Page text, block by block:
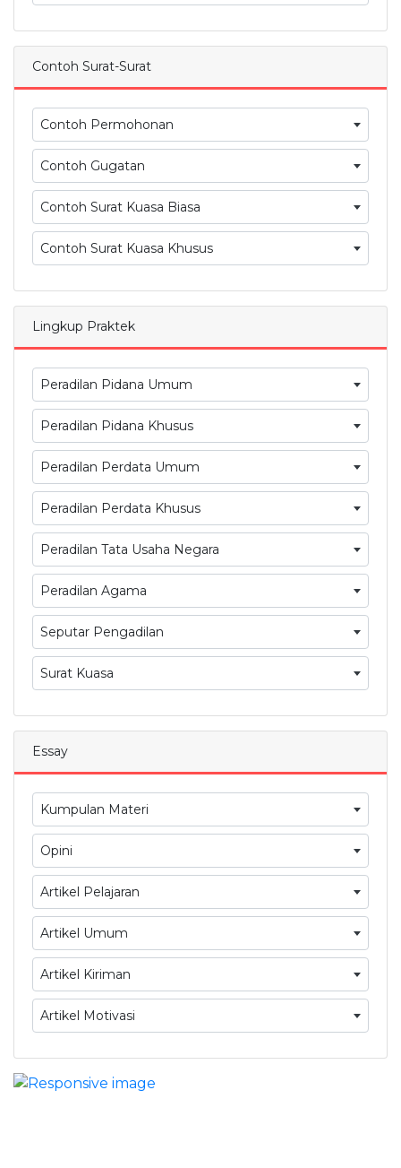
Contoh Surat-Surat
Contoh Permohonan
Contoh Gugatan
Contoh Surat Kuasa Biasa
Contoh Surat Kuasa Khusus
Lingkup Praktek
Peradilan Pidana Umum
Peradilan Pidana Khusus
Peradilan Perdata Umum
Peradilan Perdata Khusus
Peradilan Tata Usaha Negara
Peradilan Agama
Seputar Pengadilan
Surat Kuasa
Essay
Kumpulan Materi
Opini
Artikel Pelajaran
Artikel Umum
Artikel Kiriman
Artikel Motivasi